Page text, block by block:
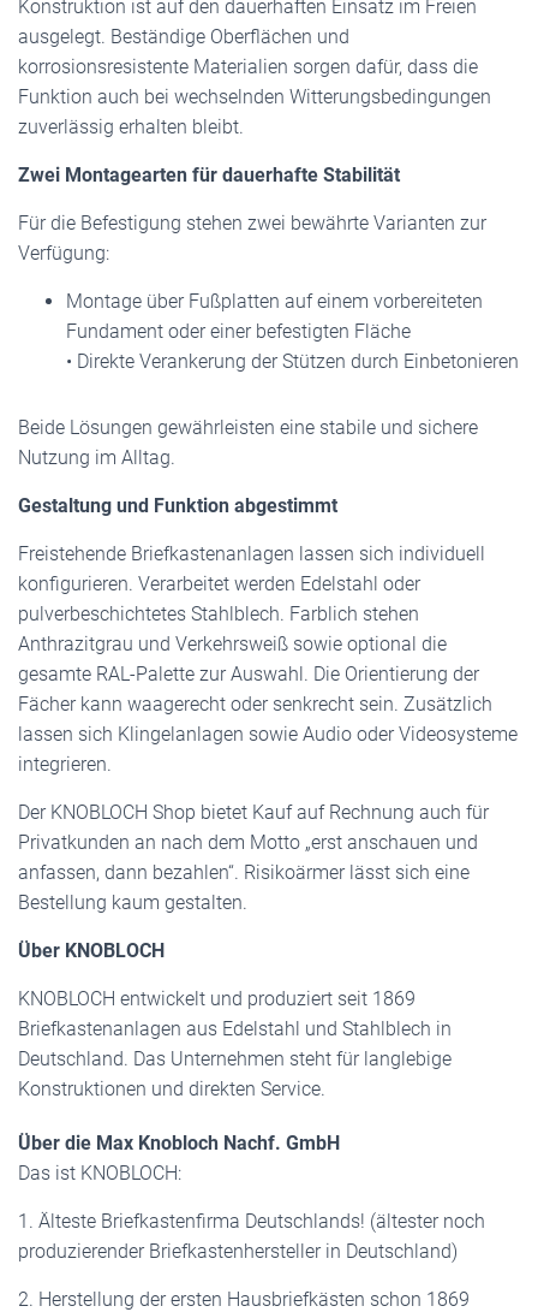
Konstruktion ist auf den dauerhaften Einsatz im Freien
ausgelegt. Beständige Oberflächen und
korrosionsresistente Materialien sorgen dafür, dass die
Funktion auch bei wechselnden Witterungsbedingungen
zuverlässig erhalten bleibt.
Zwei Montagearten für dauerhafte Stabilität
Für die Befestigung stehen zwei bewährte Varianten zur
Verfügung:
Montage über Fußplatten auf einem vorbereiteten
Fundament oder einer befestigten Fläche
• Direkte Verankerung der Stützen durch Einbetonieren
Beide Lösungen gewährleisten eine stabile und sichere
Nutzung im Alltag.
Gestaltung und Funktion abgestimmt
Freistehende Briefkastenanlagen lassen sich individuell
konfigurieren. Verarbeitet werden Edelstahl oder
pulverbeschichtetes Stahlblech. Farblich stehen
Anthrazitgrau und Verkehrsweiß sowie optional die
gesamte RAL-Palette zur Auswahl. Die Orientierung der
Fächer kann waagerecht oder senkrecht sein. Zusätzlich
lassen sich Klingelanlagen sowie Audio oder Videosysteme
integrieren.
Der KNOBLOCH Shop bietet Kauf auf Rechnung auch für
Privatkunden an nach dem Motto „erst anschauen und
anfassen, dann bezahlen“. Risikoärmer lässt sich eine
Bestellung kaum gestalten.
Über KNOBLOCH
KNOBLOCH entwickelt und produziert seit 1869
Briefkastenanlagen aus Edelstahl und Stahlblech in
Deutschland. Das Unternehmen steht für langlebige
Konstruktionen und direkten Service.
Über die Max Knobloch Nachf. GmbH
Das ist KNOBLOCH:
1. Älteste Briefkastenfirma Deutschlands! (ältester noch
produzierender Briefkastenhersteller in Deutschland)
2. Herstellung der ersten Hausbriefkästen schon 1869